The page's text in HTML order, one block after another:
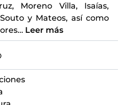
Moreno Villa, Isaías,
y Mateos, así como
… Leer más